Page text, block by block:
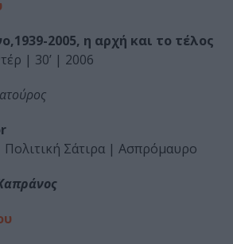
2005, η αρχή και το τέλος
| 30’ | 2006
Σάτιρα | Ασπρόμαυρο